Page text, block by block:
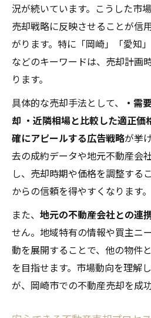
況が続いています。こうした市
売却戦略に反映させることが信
がります。特に「岡崎」「愛知
などのキーワードは、売却計画
ります。
具体的な売却手法として、
・需
却 ・近隣相場と比較した適正価
確にアピールする広告戦略が挙
去の成約データや地元不動産会
し、売却時期や価格を調整する
からの信頼を得やすくなります。
また、 地元の不動産会社との連
せん。地域特有の情報や買主ニ
動を展開することで、他の物件
を目指せます。市場動向を理解
が、岡崎市での不動産売却を成